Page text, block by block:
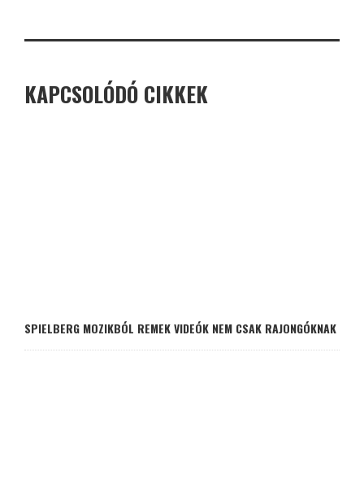
KAPCSOLÓDÓ CIKKEK
SPIELBERG MOZIKBÓL REMEK VIDEÓK NEM CSAK RAJONGÓKNAK